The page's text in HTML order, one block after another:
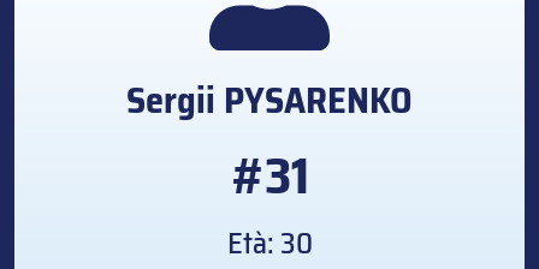
Sergii PYSARENKO
#31
Età: 30